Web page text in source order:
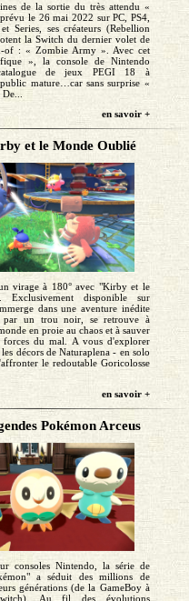
de la sortie du très attendu «
le 26 mai 2022 sur PC, PS4,
Series, ses créateurs (Rebellion
la Switch du dernier volet de
of : « Zombie Army ». Avec cet
», la console de Nintendo
de jeux PEGI 18 à
mature…car sans surprise «
en savoir +
et le Monde Oublié
virage à 180° avec "Kirby et le
Exclusivement disponible sur
dans une aventure inédite
par un trou noir, se retrouve à
en proie au chaos et à sauver
forces du mal. A vous d'explorer
décors de Naturaplena - en solo
le redoutable Goricolosse
en savoir +
Pokémon Arceus
consoles Nintendo, la série de
a séduit des millions de
générations (de la GameBoy à
Au fil des évolutions